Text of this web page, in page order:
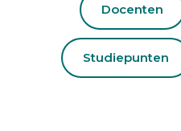
Docenten
Studiepunten